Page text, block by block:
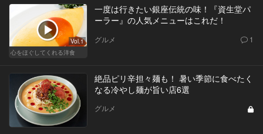
Vol.1
心をほぐしてくれる洋食
一度は行きたい銀座伝統の味！『資生堂パ
ーラー』の人気メニューはこれだ！
グルメ 1
絶品ピリ辛担々麺も！ 暑い季節に食べたく
なる冷やし麺が旨い店6選
グルメ